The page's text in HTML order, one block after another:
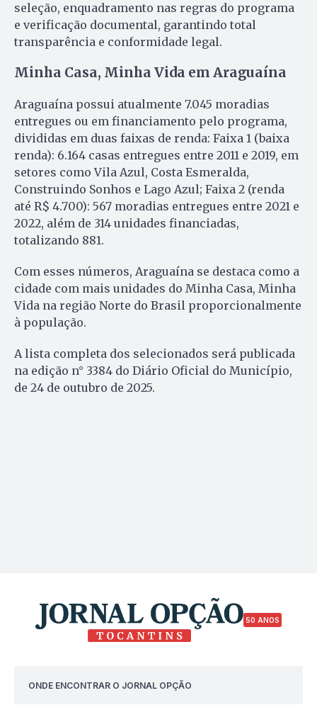
seleção, enquadramento nas regras do programa
e verificação documental, garantindo total
transparência e conformidade legal.
Minha Casa, Minha Vida em Araguaína
Araguaína possui atualmente 7.045 moradias
entregues ou em financiamento pelo programa,
divididas em duas faixas de renda: Faixa 1 (baixa
renda): 6.164 casas entregues entre 2011 e 2019, em
setores como Vila Azul, Costa Esmeralda,
Construindo Sonhos e Lago Azul; Faixa 2 (renda
até R$ 4.700): 567 moradias entregues entre 2021 e
2022, além de 314 unidades financiadas,
totalizando 881.
Com esses números, Araguaína se destaca como a
cidade com mais unidades do Minha Casa, Minha
Vida na região Norte do Brasil proporcionalmente
à população.
A lista completa dos selecionados será publicada
na edição n° 3384 do Diário Oficial do Município,
de 24 de outubro de 2025.
50 ANOS
ONDE ENCONTRAR O JORNAL OPÇÃO